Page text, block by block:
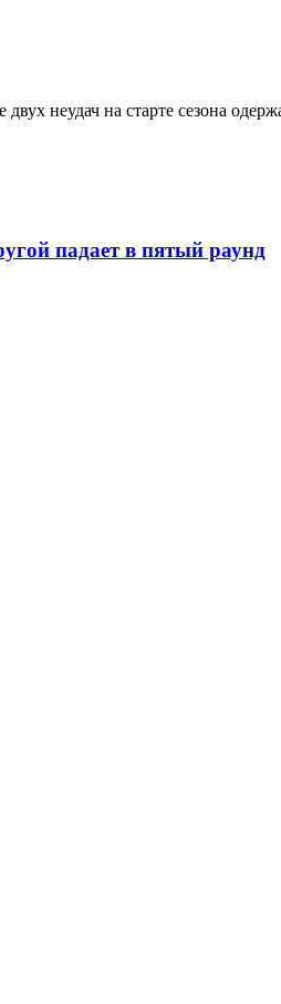
неудач на старте сезона
падает в пятый раунд